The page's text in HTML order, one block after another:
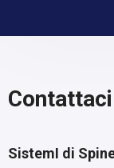
Contattaci
SistemI di